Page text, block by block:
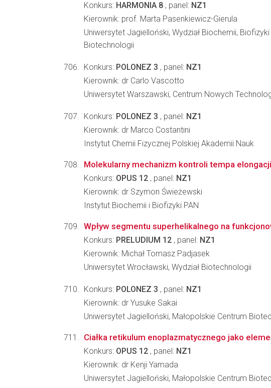
Konkurs: HARMONIA 8 , panel: NZ1
Kierownik: prof. Marta Pasenkiewicz-Gierula
Uniwersytet Jagielloński, Wydział Biochemii, Biofizyki
Biotechnologii
Konkurs: POLONEZ 3 , panel: NZ1
Kierownik: dr Carlo Vascotto
Uniwersytet Warszawski, Centrum Nowych
Konkurs: POLONEZ 3 , panel: NZ1
Kierownik: dr Marco Costantini
Instytut Chemii Fizycznej Polskiej Akademii Nauk
Molekularny mechanizm kontroli tempa
Konkurs: OPUS 12 , panel: NZ1
Kierownik: dr Szymon Świeżewski
Instytut Biochemii i Biofizyki PAN
Wpływ segmentu superhelikalnego na
Konkurs: PRELUDIUM 12 , panel: NZ1
Kierownik: Michał Tomasz Padjasek
Uniwersytet Wrocławski, Wydział Biotechnologii
Konkurs: POLONEZ 3 , panel: NZ1
Kierownik: dr Yusuke Sakai
Uniwersytet Jagielloński, Małopolskie Centrum
Ciałka retikulum enoplazmatycznego jako
Konkurs: OPUS 12 , panel: NZ1
Kierownik: dr Kenji Yamada
Uniwersytet Jagielloński, Małopolskie Centrum